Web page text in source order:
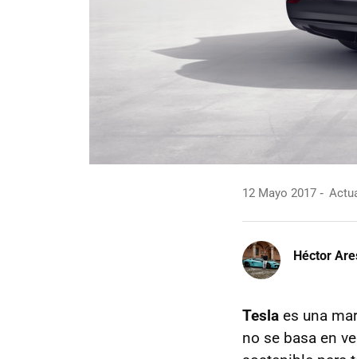
12 Mayo 2017
Héctor
Tesla es una
no se basa en